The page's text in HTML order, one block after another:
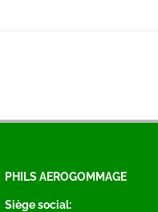
PHILS AEROGOMMAGE
Siège social: